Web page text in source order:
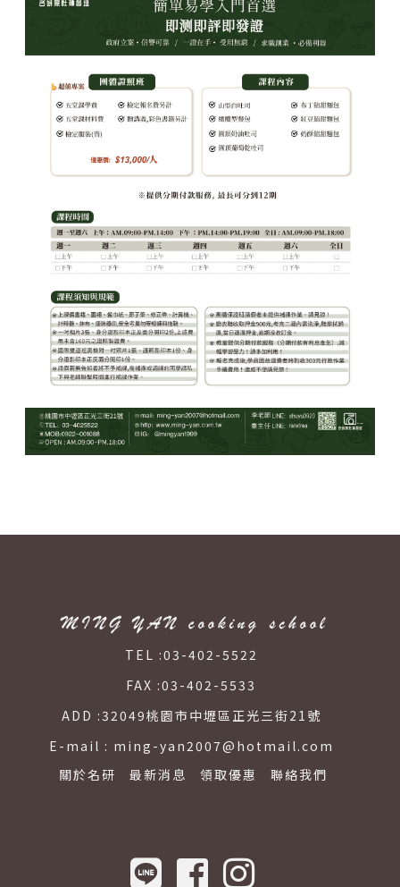
TEL :03-402-5522
FAX :03-402-5533
ADD :32049桃園市中壢區正光三街21號
E-mail : ming-yan2007@hotmail.com
關於名研
最新消息 領取優惠 聯絡我們